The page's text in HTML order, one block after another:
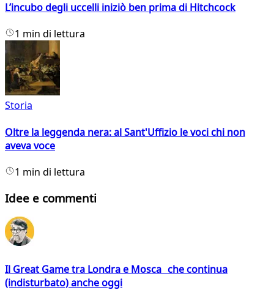
L’incubo degli uccelli iniziò ben prima di Hitchcock
1 min di lettura
Storia
Oltre la leggenda nera: al Sant'Uffizio le voci chi non
aveva voce
1 min di lettura
Idee e commenti
Il Great Game tra Londra e Mosca che continua
(indisturbato) anche oggi